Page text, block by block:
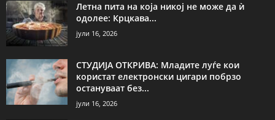
Летна пита на која никој не може да ѝ
одолее: Крцкава...
јули 16, 2026
СТУДИЈА ОТКРИВА: Младите луѓе кои
користат електронски цигари побрзо
остануваат без...
јули 16, 2026